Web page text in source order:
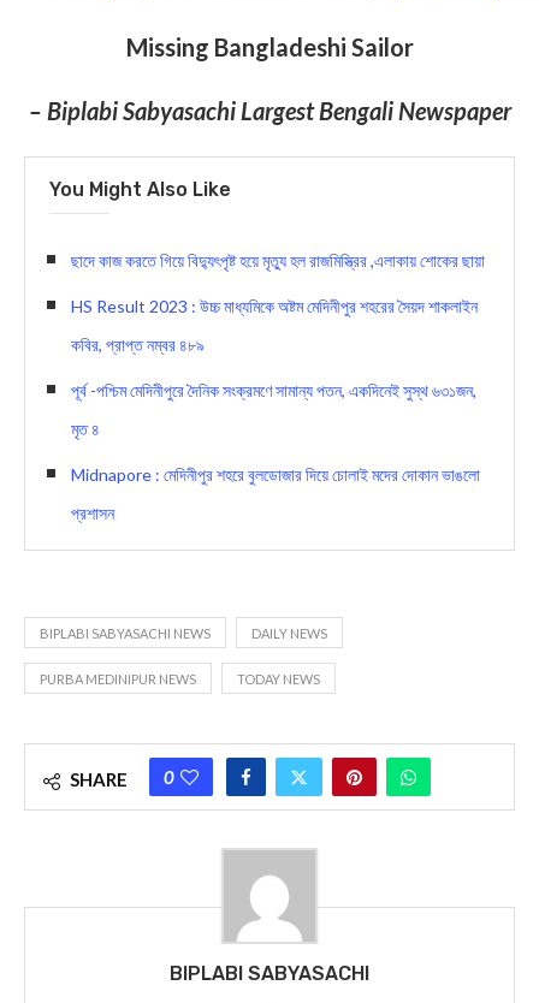
Missing Bangladeshi Sailor
– Biplabi Sabyasachi Largest Bengali Newspaper
You Might Also Like
ছাদে কাজ করতে গিয়ে বিদ্যুৎপৃষ্ট হয়ে মৃত্যু হল রাজমিস্ত্রির ,এলাকায় শোকের ছায়া
HS Result 2023 : উচ্চ মাধ্যমিকে অষ্টম মেদিনীপুর শহরের সৈয়দ শাকলাইন
কবির, প্রাপ্ত নম্বর ৪৮৯
পূর্ব -পশ্চিম মেদিনীপুরে দৈনিক সংক্রমণে সামান্য পতন, একদিনেই সুস্থ ৬৩১জন,
মৃত ৪
Midnapore : মেদিনীপুর শহরে বুলডোজার দিয়ে চোলাই মদের দোকান ভাঙলো
প্রশাসন
BIPLABI SABYASACHI NEWS DAILY NEWS
PURBA MEDINIPUR NEWS TODAY NEWS
SHARE 0
BIPLABI SABYASACHI